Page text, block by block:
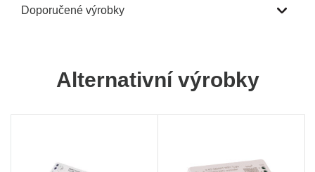
Doporučené výrobky
Alternativní výrobky